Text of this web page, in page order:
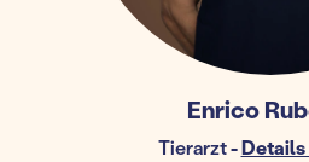
Enrico
Tierarzt-Details